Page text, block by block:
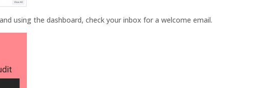
using the dashboard, check your inbox for a welcome email.